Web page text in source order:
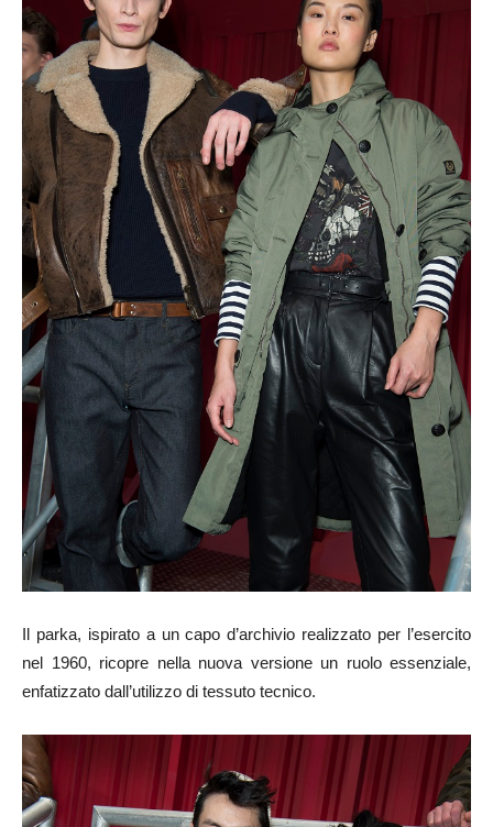
Il parka, ispirato a un capo d’archivio realizzato per l’esercito
nel 1960, ricopre nella nuova versione un ruolo essenziale,
enfatizzato dall’utilizzo di tessuto tecnico.